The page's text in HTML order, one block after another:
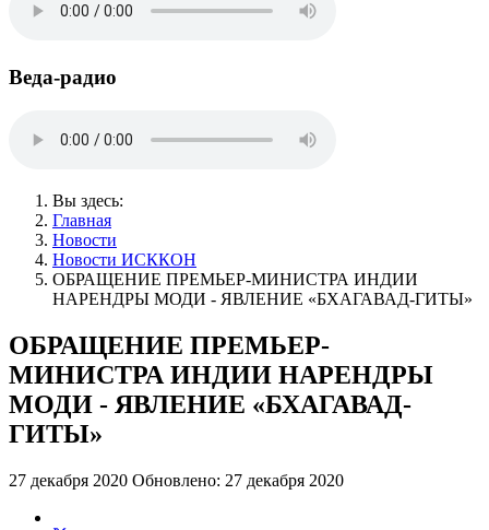
Веда-радио
Вы здесь:
Главная
Новости
Новости ИСККОН
ОБРАЩЕНИЕ ПРЕМЬЕР-МИНИСТРА ИНДИИ
НАРЕНДРЫ МОДИ - ЯВЛЕНИЕ «БХАГАВАД-ГИТЫ»
ОБРАЩЕНИЕ ПРЕМЬЕР-
МИНИСТРА ИНДИИ НАРЕНДРЫ
МОДИ - ЯВЛЕНИЕ «БХАГАВАД-
ГИТЫ»
27 декабря 2020 Обновлено: 27 декабря 2020